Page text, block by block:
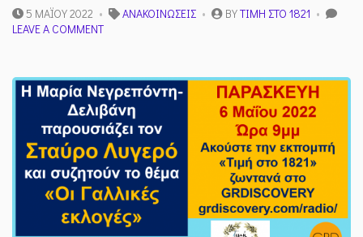
5 ΜΑΪ́ΟΥ 2022 ΑΝΑΚΟΙΝΏΣΕΙΣ BYΤΙΜΉ ΣΤΟ 1821
LEAVE A COMMENTON
06/05
ΤΗ
ΡΑΔΙΟΦΩΝΙΚΉ
ΕΚΠΟΜΠΉ
ΜΕ
ΘΈΜΑ
“ΟΙ
ΓΑΛΛΙΚΈΣ
ΕΚΛΟΓΈΣ”
ΜΕ
ΤΟΝ